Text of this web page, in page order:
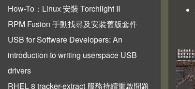
How-To：Linux 安裝 Torchlight II
RPM Fusion 手動找尋及安裝舊版套件
USB for Software Developers: An
introduction to writing userspace USB
drivers
RHEL 8 tracker-extract 服務持續重啟問題